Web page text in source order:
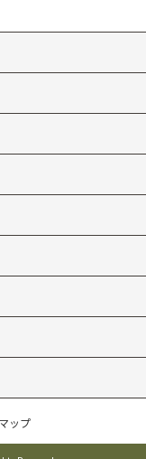
ップ